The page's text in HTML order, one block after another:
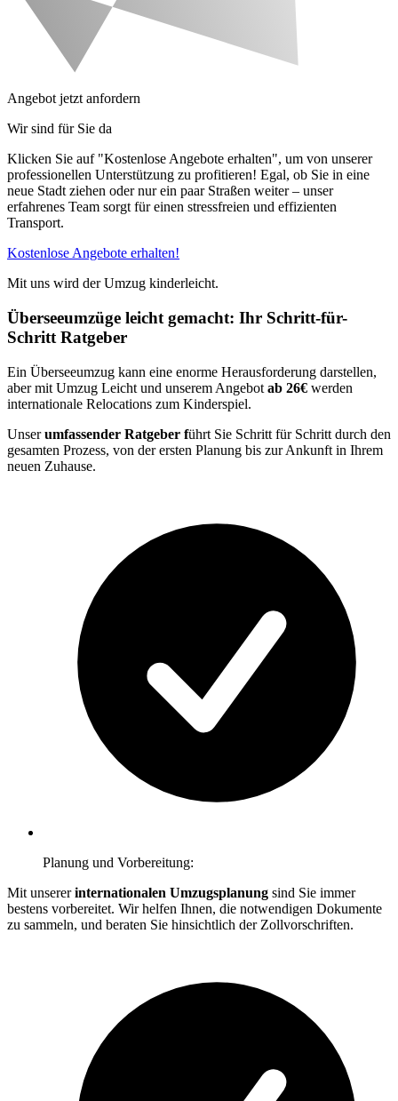
Angebot jetzt anfordern
Wir sind für Sie da
Klicken Sie auf "Kostenlose Angebote erhalten", um von unserer
professionellen Unterstützung zu profitieren! Egal, ob Sie in eine
neue Stadt ziehen oder nur ein paar Straßen weiter – unser
erfahrenes Team sorgt für einen stressfreien und effizienten
Transport.
Kostenlose Angebote erhalten!
Mit uns wird der Umzug kinderleicht.
Überseeumzüge leicht gemacht: Ihr Schritt-für-
Schritt Ratgeber
Ein Überseeumzug kann eine enorme Herausforderung darstellen,
aber mit Umzug Leicht und unserem Angebot ab 26€ werden
internationale Relocations zum Kinderspiel.
Unserumfassender Ratgeber führt Sie Schritt für Schritt durch den
gesamten Prozess, von der ersten Planung bis zur Ankunft in Ihrem
neuen Zuhause.
Planung und Vorbereitung:
Mit unsererinternationalen Umzugsplanung sind Sie immer
bestens vorbereitet. Wir helfen Ihnen, die notwendigen Dokumente
zu sammeln, und beraten Sie hinsichtlich der Zollvorschriften.